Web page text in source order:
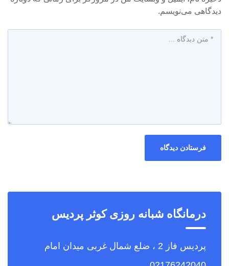
دیدگاهی می‌نویسم.
درمانگاه شبانه روزی کوثر پردیس
پردیس فاز 2 ، ضلع شمال غربی میدان امام